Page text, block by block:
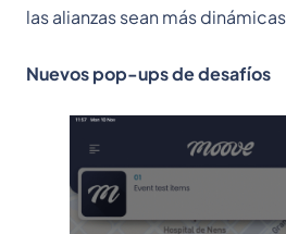
las alianzas sean más
Nuevos pop-ups de desafíos